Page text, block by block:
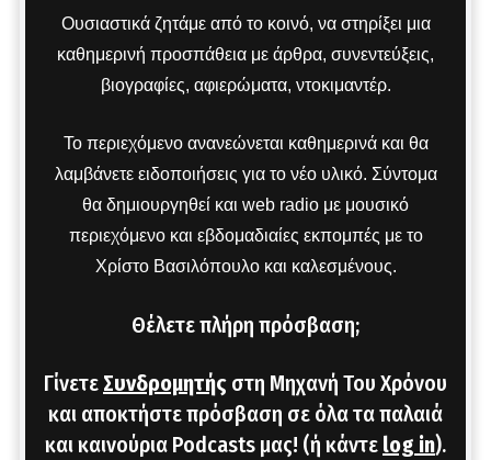
Ουσιαστικά ζητάμε από το κοινό, να στηρίξει μια
καθημερινή προσπάθεια με άρθρα, συνεντεύξεις,
βιογραφίες, αφιερώματα, ντοκιμαντέρ.
Το περιεχόμενο ανανεώνεται καθημερινά και θα
λαμβάνετε ειδοποιήσεις για το νέο υλικό. Σύντομα
θα δημιουργηθεί και web radio με μουσικό
περιεχόμενο και εβδομαδιαίες εκπομπές με το
Χρίστο Βασιλόπουλο και καλεσμένους.
Θέλετε πλήρη πρόσβαση;
Γίνετε Συνδρομητής στη Μηχανή Του Χρόνου
και αποκτήστε πρόσβαση σε όλα τα παλαιά
και καινούρια Podcasts μας! (ή κάντε log in).